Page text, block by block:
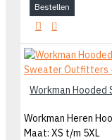
Bestellen
Maat: XS t/m 5XL